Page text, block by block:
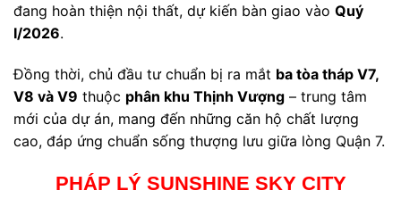
đang hoàn thiện nội thất, dự kiến bàn giao vào Quý
I/2026.
Đồng thời, chủ đầu tư chuẩn bị ra mắt ba tòa tháp V7,
V8 và V9 thuộc phân khu Thịnh Vượng – trung tâm
mới của dự án, mang đến những căn hộ chất lượng
cao, đáp ứng chuẩn sống thượng lưu giữa lòng Quận 7.
PHÁP LÝ SUNSHINE SKY CITY